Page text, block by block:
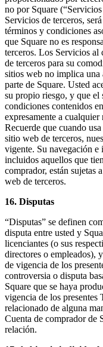
no por Square
Servicios de terceros,
términos y condiciones
que Square no es
terceros. Los Servicios al
de terceros para su
sitios web no implica una
parte de Square. Usted
su propio riesgo, y que
condiciones contenidos
expresamente a
Recuerde que cuando
sitio web de terceros,
vigente. Su navegación e
incluidos aquellos que
comprador, están sujetas
web de terceros.
16. Disputas
“Disputas” se definen
disputa entre usted y
licenciantes (o sus
directores o empleados),
de vigencia de los
controversia o disputa
Square que se haya
vigencia de los
relacionado de alguna
Cuenta de comprador de
relación.